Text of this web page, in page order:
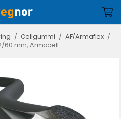
/ Cellgummi / AF/Armaflex /
60 mm, Armacell